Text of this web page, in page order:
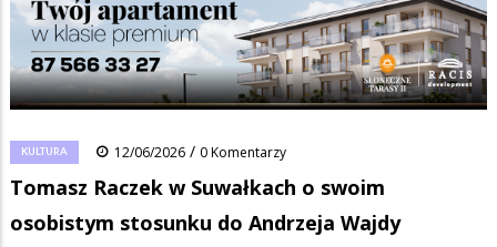
Ścieżka
nawigacyjna
Strona główna/Wiadomości/Kultura
Tomasz Raczek w Suwałkach o swoim osobistym stosunku do
Andrzeja Wajdy
FacebookPinterestTumblr
0 Reddit Share
KULTURA 12/06/2026 / 0 Komentarzy
Tomasz Raczek w Suwałkach o swoim
osobistym stosunku do Andrzeja Wajdy